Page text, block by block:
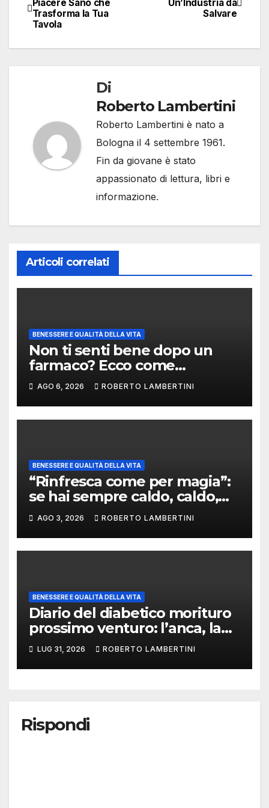
articoli
Un’Industria da
Salvare
Piacere Sano che
Trasforma la Tua
Tavola
Di
Roberto Lambertini
Roberto Lambertini è nato a
Bologna il 4 settembre 1961.
Fin da giovane è stato
appassionato di lettura, libri e
informazione.
Articoli correlati
BENESSERE E QUALITÀ DELLA VITA
Non ti senti bene dopo un
farmaco? Ecco come
segnalare una sospetta
reazione avversa
AGO 6, 2026 ROBERTO LAMBERTINI
BENESSERE E QUALITÀ DELLA VITA
“Rinfresca come per magia”:
se hai sempre caldo, caldo,
caldo, le cose in questo post
sono per te
AGO 3, 2026 ROBERTO LAMBERTINI
BENESSERE E QUALITÀ DELLA VITA
Diario del diabetico morituro
prossimo venturo: l’anca, la
protesi e la burocrazia del
passo perduto
LUG 31, 2026 ROBERTO LAMBERTINI
Rispondi